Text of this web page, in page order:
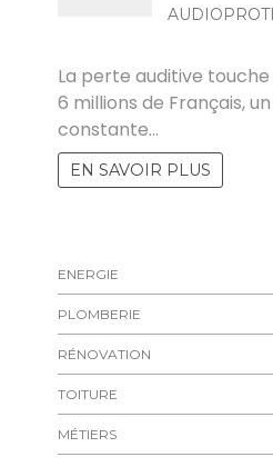
La perte auditive touche
6 millions de Français,
constante…
EN SAVOIR PLUS
ENERGIE
PLOMBERIE
RÉNOVATION
TOITURE
MÉTIERS